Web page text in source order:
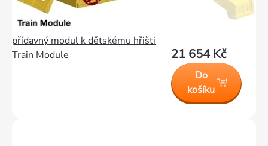
přídavný modul k dětskému hřišti
Train Module
21 654 Kč
Do
košíku